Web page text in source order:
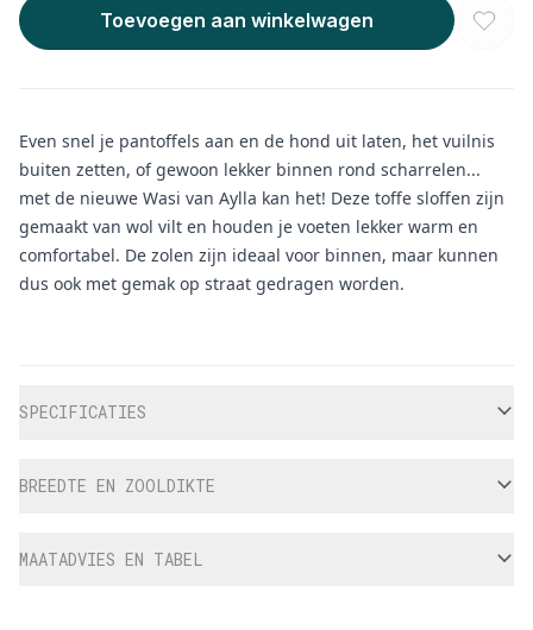
Toevoegen aan winkelwagen
Even snel je pantoffels aan en de hond uit laten, het vuilnis
buiten zetten, of gewoon lekker binnen rond scharrelen...
met de nieuwe Wasi van Aylla kan het! Deze toffe sloffen zijn
gemaakt van wol vilt en houden je voeten lekker warm en
comfortabel. De zolen zijn ideaal voor binnen, maar kunnen
dus ook met gemak op straat gedragen worden.
SPECIFICATIES
BREEDTE EN ZOOLDIKTE
MAATADVIES EN TABEL